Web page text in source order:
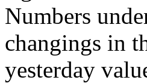
Numbers
changings in
yesterday